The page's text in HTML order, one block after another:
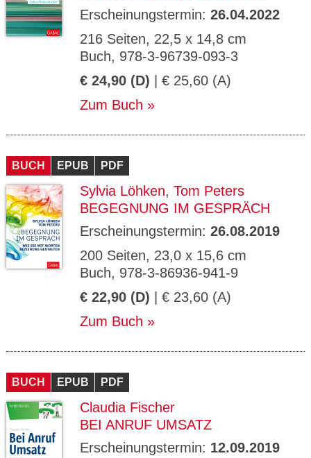
Erscheinungstermin: 26.04.2022
216 Seiten, 22,5 x 14,8 cm
Buch, 978-3-96739-093-3
€ 24,90 (D) | € 25,60 (A)
Zum Buch
BUCH EPUB PDF
Sylvia Löhken, Tom Peters
BEGEGNUNG IM GESPRÄCH
Erscheinungstermin: 26.08.2019
200 Seiten, 23,0 x 15,6 cm
Buch, 978-3-86936-941-9
€ 22,90 (D) | € 23,60 (A)
Zum Buch
BUCH EPUB PDF
Claudia Fischer
BEI ANRUF UMSATZ
Erscheinungstermin: 12.09.2019